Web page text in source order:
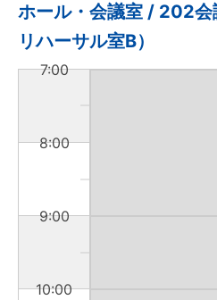
ホール・会議室 / 202会
リハーサル室B）
7:00
8:00
9:00
10:00